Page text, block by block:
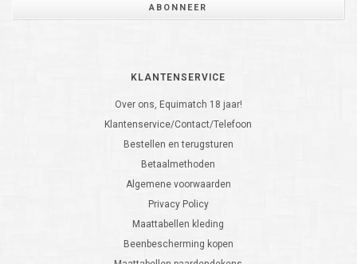
ABONNEER
KLANTENSERVICE
Over ons, Equimatch 18 jaar!
Klantenservice/Contact/Telefoon
Bestellen en terugsturen
Betaalmethoden
Algemene voorwaarden
Privacy Policy
Maattabellen kleding
Beenbescherming kopen